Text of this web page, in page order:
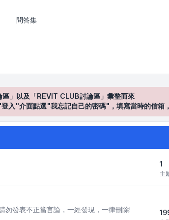
問答集
」以及「REVIT CLUB討論區」彙整而來
"介面點選"我忘記自己的密碼"，填寫當時的信箱
1
主
勿發表不正當言論，一經發現，一律刪除!